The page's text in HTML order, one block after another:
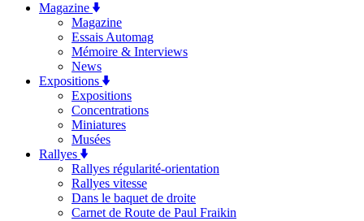
Magazine
Magazine
Essais Automag
Mémoire & Interviews
News
Expositions
Expositions
Concentrations
Miniatures
Musées
Rallyes
Rallyes régularité-orientation
Rallyes vitesse
Dans le baquet de droite
Carnet de Route de Paul Fraikin